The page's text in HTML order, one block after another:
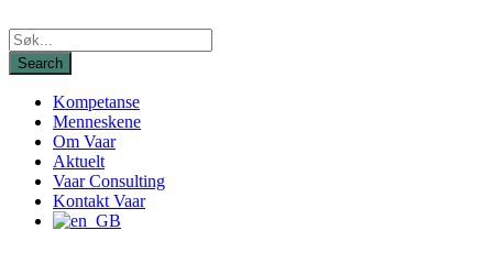
Kompetanse
Menneskene
Om Vaar
Aktuelt
Vaar Consulting
Kontakt Vaar